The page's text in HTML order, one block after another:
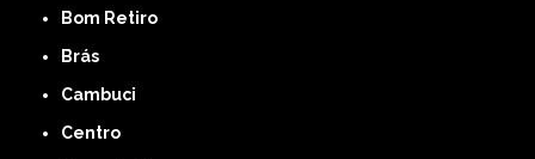
Bom Retiro
Brás
Cambuci
Centro